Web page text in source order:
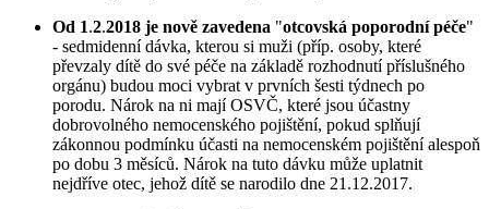
Od 1.2.2018 je nově zavedena "otcovská poporodní péče"
- sedmidenní dávka, kterou si muži (příp. osoby, které
převzaly dítě do své péče na základě rozhodnutí příslušného
orgánu) budou moci vybrat v prvních šesti týdnech po
porodu. Nárok na ni mají OSVČ, které jsou účastny
dobrovolného nemocenského pojištění, pokud splňují
zákonnou podmínku účasti na nemocenském pojištění alespoň
po dobu 3 měsíců. Nárok na tuto dávku může uplatnit
nejdříve otec, jehož dítě se narodilo dne 21.12.2017.